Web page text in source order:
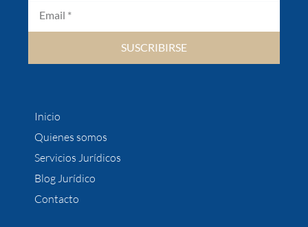
SUSCRIBIRSE
Inicio
Quienes somos
Servicios Jurídicos
Blog Jurídico
Contacto